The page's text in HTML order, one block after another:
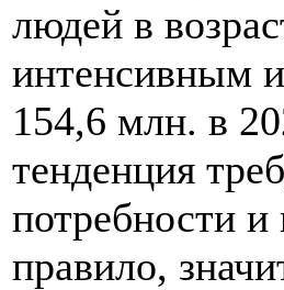
людей в
интенсивным
154,6 млн. в
тенденция
потребности
правило,